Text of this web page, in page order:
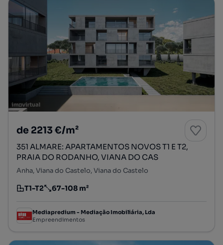
de 2213 €/m²
351 ALMARE: APARTAMENTOS NOVOS T1 E T2,
PRAIA DO RODANHO, VIANA DO CAS
Anha, Viana do Castelo, Viana do Castelo
Tipologia
T1-T2
Preço por metro quadrado
67-108 m²
Mediapredium - Mediação Imobiliária, Lda
Empreendimentos